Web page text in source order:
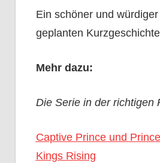
Ein schöner und
geplanten
Mehr dazu:
Die Serie in der richtigen
Captive Prince und
Kings Rising